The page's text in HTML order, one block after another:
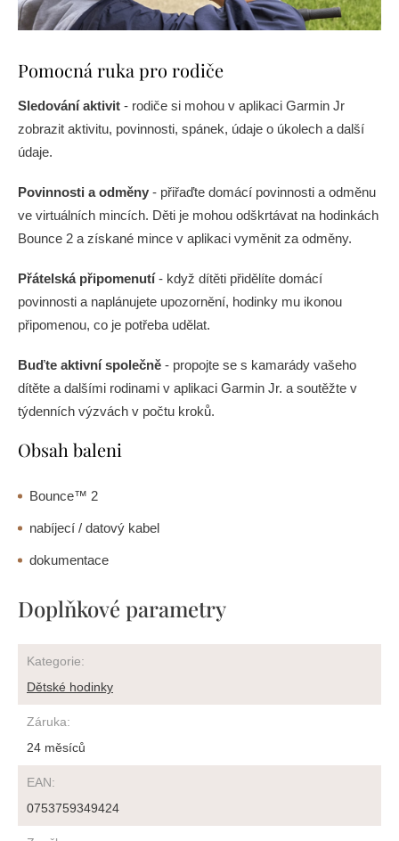
Pomocná ruka pro rodiče
Sledování aktivit - rodiče si mohou v aplikaci Garmin Jr
zobrazit aktivitu, povinnosti, spánek, údaje o úkolech a další
údaje.
Povinnosti a odměny - přiřaďte domácí povinnosti a odměnu
ve virtuálních mincích. Děti je mohou odškrtávat na hodinkách
Bounce 2 a získané mince v aplikaci vyměnit za odměny.
Přátelská připomenutí- když dítěti přidělíte domácí
povinnosti a naplánujete upozornění, hodinky mu ikonou
připomenou, co je potřeba udělat.
Buďte aktivní společně - propojte se s kamarády vašeho
dítěte a dalšími rodinami v aplikaci Garmin Jr. a soutěžte v
týdenních výzvách v počtu kroků.
Obsah baleni
Bounce™ 2
nabíjecí / datový kabel
dokumentace
Doplňkové parametry
Kategorie:
Dětské hodinky
Záruka:
24 měsíců
EAN:
0753759349424